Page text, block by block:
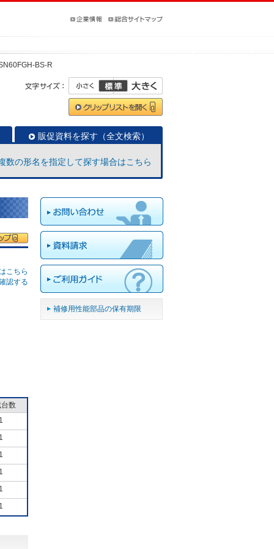
BS-R
販促資料を探す（全文検索）
数の形名を指定して探す場合はこちら
こちら
認する
数
1
1
1
1
1
1
補修用性能部品の保有期限